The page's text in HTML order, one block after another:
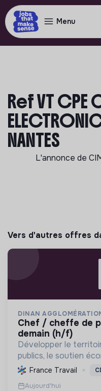
Menu
Ref VT CPE
NANTES
L'annonce de
Vers d'autres offres
DINAN
chef / cheffe de projet petites villes de
demain (h/f)
Développer le
publics, le soutien
écologique, et la
meilleure qualité de
France Travail
Aujourd'hui